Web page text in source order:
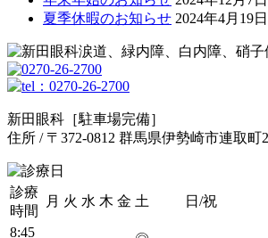
夏季休暇のお知らせ 2024年4月19日
涙道、緑内障、白内障、硝
新田眼科［駐車場完備］
住所 / 〒372-0812 群馬県伊勢崎市連取町
診療
時間
月 火 水 木 金 土 日/祝
8:45